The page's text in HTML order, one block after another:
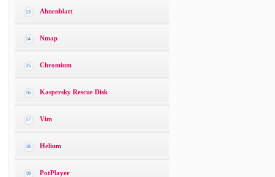
13 Ahnenblatt
14 Nmap
15 Chromium
16 Kaspersky Rescue Disk
17 Vim
18 Helium
19 PotPlayer